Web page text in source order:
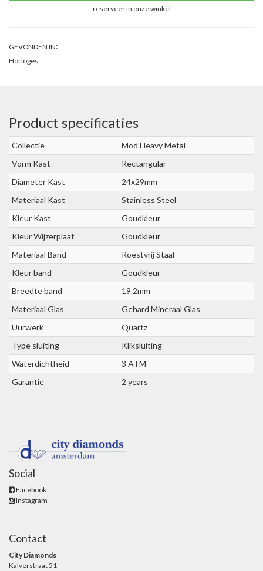
reserveer in onze winkel
GEVONDEN IN:
Horloges
Product specificaties
Collectie
Mod Heavy Metal
Vorm Kast
Rectangular
Diameter Kast
24x29mm
Materiaal Kast
Stainless Steel
Kleur Kast
Goudkleur
Kleur Wijzerplaat
Goudkleur
Materiaal Band
Roestvrij Staal
Kleur band
Goudkleur
Breedte band
19.2mm
Materiaal Glas
Gehard Mineraal Glas
Uurwerk
Quartz
Type sluiting
Kliksluiting
Waterdichtheid
3 ATM
Garantie
2 years
Social
Facebook
Instagram
Contact
City Diamonds
Kalverstraat 51